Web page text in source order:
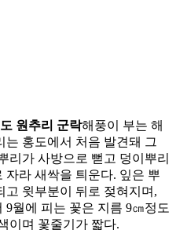
원추리 군락해풍이 부는 해
는 홍도에서 처음 발견돼 그
리가 사방으로 뻗고 덩이뿌리
자라 새싹을 틔운다. 잎은 뿌
고 윗부분이 뒤로 젖혀지며,
9월에 피는 꽃은 지름 9㎝정도
이며 꽃줄기가 짧다.